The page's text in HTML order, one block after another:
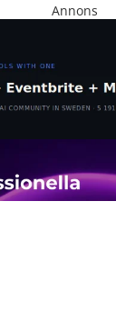
Annons